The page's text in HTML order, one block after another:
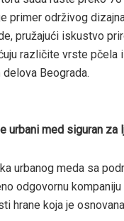
primer održivog
pružajući iskustvo
različite vrste
Beograda.
urbani med siguran za
urbanog meda sa
odgovornu
hrane koja je